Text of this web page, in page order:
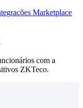
Marketplace
com a
ZKTeco.